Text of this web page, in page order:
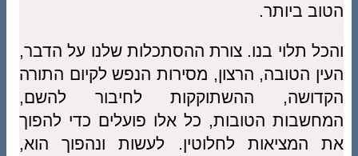
הטוב ביותר.
והכל תלוי בנו. צורת ההסתכלות שלנו על הדבר,
העין הטובה, הרצון, מסירות הנפש לקיום התורה
הקדושה, ההשתוקקות לחיבור להשם,
המחשבות הטובות, כל אלו פועלים כדי להפוך
את המציאות לחלוטין. לעשות ונהפוך הוא,